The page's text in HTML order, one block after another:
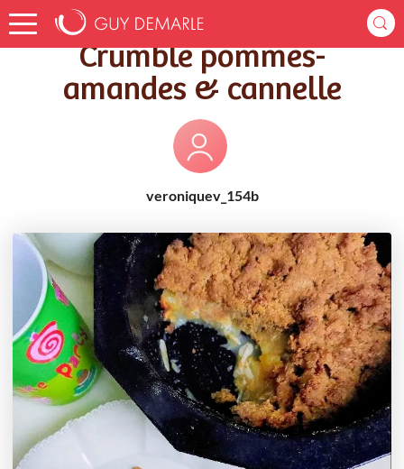
Accueil Recettes Crumble pommes-amandes & cannelle
Crumble pommes-
amandes & cannelle
veroniquev_154b